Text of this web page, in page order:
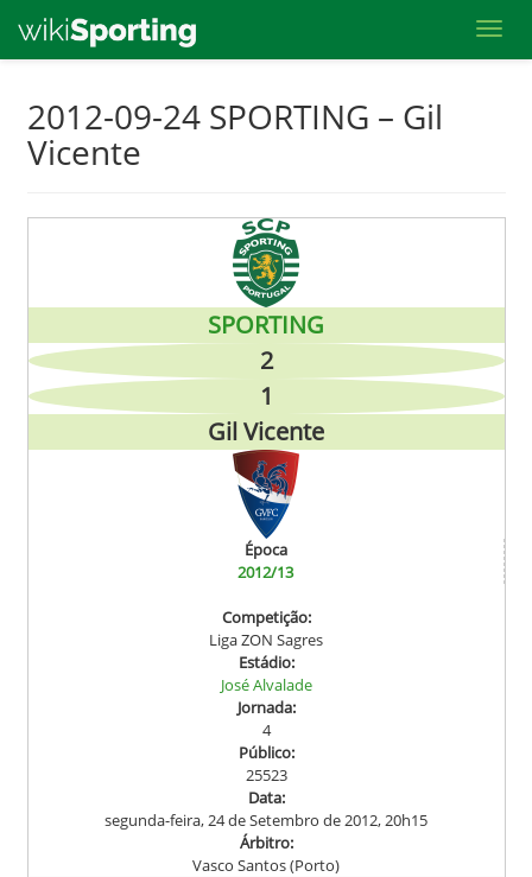
main
2012-09-24 SPORTING – Gil
Vicente
SPORTING
2
1
Gil Vicente
Época
2012/13
Competição:
Liga ZON Sagres
Estádio:
José Alvalade
Jornada:
4
Público:
25523
Data:
segunda-feira, 24 de Setembro de 2012, 20h15
Árbitro:
Vasco Santos (Porto)